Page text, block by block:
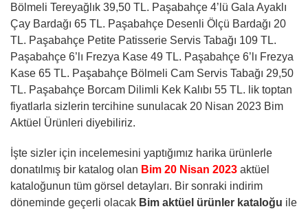
Bölmeli Tereyağlık 39,50 TL. Paşabahçe 4’lü Gala Ayaklı
Çay Bardağı 65 TL. Paşabahçe Desenli Ölçü Bardağı 20
TL. Paşabahçe Petite Patisserie Servis Tabağı 109 TL.
Paşabahçe 6’lı Frezya Kase 49 TL. Paşabahçe 6’lı Frezya
Kase 65 TL. Paşabahçe Bölmeli Cam Servis Tabağı 29,50
TL. Paşabahçe Borcam Dilimli Kek Kalıbı 55 TL. lik toptan
fiyatlarla sizlerin tercihine sunulacak 20 Nisan 2023 Bim
Aktüel Ürünleri diyebiliriz.
İşte sizler için incelemesini yaptığımız harika ürünlerle
donatılmış bir katalog olan Bim 20 Nisan 2023 aktüel
kataloğunun tüm görsel detayları. Bir sonraki indirim
döneminde geçerli olacak Bim aktüel ürünler kataloğu ile